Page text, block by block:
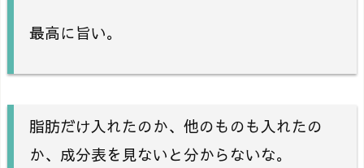
最高に旨い。
脂肪だけ入れたのか、他のものも入れたの
か、成分表を見ないと分からないな。